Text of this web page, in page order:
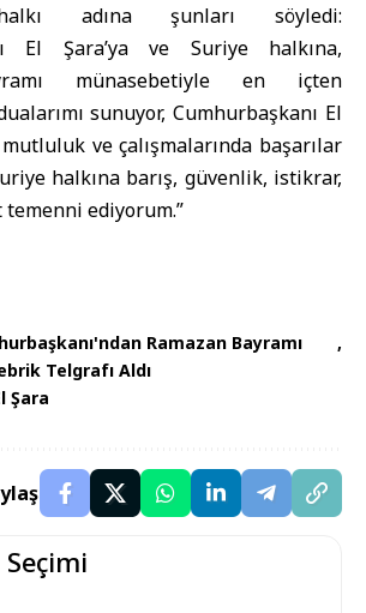
adına şunları söyledi:
El Şara’ya ve Suriye halkına,
münasebetiyle en içten
sunuyor, Cumhurbaşkanı El
mutluluk ve çalışmalarında başarılar
halkına barış, güvenlik, istikrar,
ediyorum.”
Ramazan Bayramı
Telgrafı Aldı
Şara